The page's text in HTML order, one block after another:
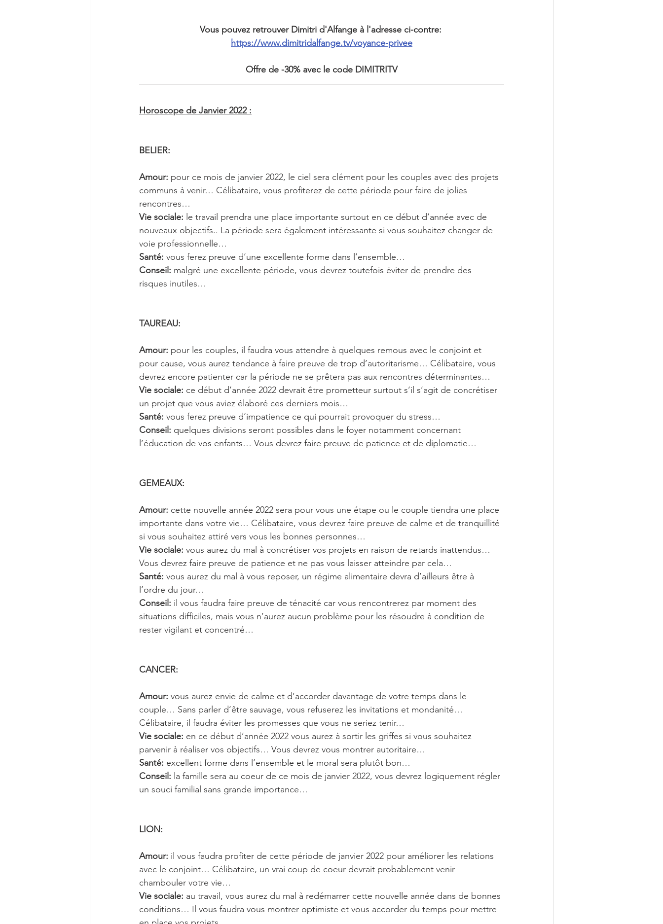
Vous pouvez retrouver Dimitri d'Alfange à l'adresse ci-contre:
https://www.dimitridalfange.tv/voyance-privee
Offre de -30% avec le code DIMITRITV
Horoscope de Janvier 2022 :
BELIER:
Amour: pour ce mois de janvier 2022, le ciel sera clément pour les couples avec des projets
communs à venir… Célibataire, vous profiterez de cette période pour faire de jolies
rencontres…
Vie sociale: le travail prendra une place importante surtout en ce début d’année avec de
nouveaux objectifs.. La période sera également intéressante si vous souhaitez changer de
voie professionnelle…
Santé: vous ferez preuve d’une excellente forme dans l’ensemble…
Conseil: malgré une excellente période, vous devrez toutefois éviter de prendre des
risques inutiles…
TAUREAU:
Amour: pour les couples, il faudra vous attendre à quelques remous avec le conjoint et
pour cause, vous aurez tendance à faire preuve de trop d’autoritarisme… Célibataire, vous
devrez encore patienter car la période ne se prêtera pas aux rencontres déterminantes…
Vie sociale: ce début d’année 2022 devrait être prometteur surtout s’il s’agit de concrétiser
un projet que vous aviez élaboré ces derniers mois…
Santé: vous ferez preuve d’impatience ce qui pourrait provoquer du stress…
Conseil: quelques divisions seront possibles dans le foyer notamment concernant
l’éducation de vos enfants… Vous devrez faire preuve de patience et de diplomatie…
GEMEAUX:
Amour: cette nouvelle année 2022 sera pour vous une étape ou le couple tiendra une place
importante dans votre vie… Célibataire, vous devrez faire preuve de calme et de tranquillité
si vous souhaitez attiré vers vous les bonnes personnes…
Vie sociale: vous aurez du mal à concrétiser vos projets en raison de retards inattendus…
Vous devrez faire preuve de patience et ne pas vous laisser atteindre par cela…
Santé: vous aurez du mal à vous reposer, un régime alimentaire devra d’ailleurs être à
l’ordre du jour…
Conseil: il vous faudra faire preuve de ténacité car vous rencontrerez par moment des
situations difficiles, mais vous n’aurez aucun problème pour les résoudre à condition de
rester vigilant et concentré…
CANCER:
Amour: vous aurez envie de calme et d’accorder davantage de votre temps dans le
couple… Sans parler d’être sauvage, vous refuserez les invitations et mondanité…
Célibataire, il faudra éviter les promesses que vous ne seriez tenir…
Vie sociale: en ce début d’année 2022 vous aurez à sortir les griffes si vous souhaitez
parvenir à réaliser vos objectifs… Vous devrez vous montrer autoritaire…
Santé: excellent forme dans l’ensemble et le moral sera plutôt bon…
Conseil: la famille sera au coeur de ce mois de janvier 2022, vous devrez logiquement régler
un souci familial sans grande importance…
LION:
Amour: il vous faudra profiter de cette période de janvier 2022 pour améliorer les relations
avec le conjoint… Célibataire, un vrai coup de coeur devrait probablement venir
chambouler votre vie…
Vie sociale: au travail, vous aurez du mal à redémarrer cette nouvelle année dans de bonnes
conditions… Il vous faudra vous montrer optimiste et vous accorder du temps pour mettre